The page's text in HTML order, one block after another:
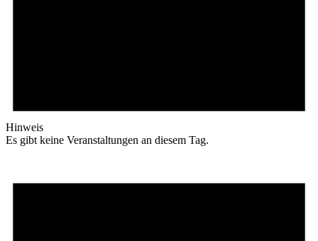
Hinweis
Es gibt keine Veranstaltungen an diesem Tag.